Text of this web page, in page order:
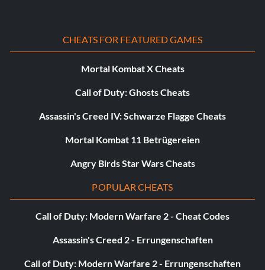
CHEATS FOR FEATURED GAMES
Mortal Kombat X Cheats
Call of Duty: Ghosts Cheats
Assassin's Creed IV: Schwarze Flagge Cheats
Mortal Kombat 11 Betrügereien
Angry Birds Star Wars Cheats
POPULAR CHEATS
Call of Duty: Modern Warfare 2 - Cheat Codes
Assassin's Creed 2 - Errungenschaften
Call of Duty: Modern Warfare 2 - Errungenschaften